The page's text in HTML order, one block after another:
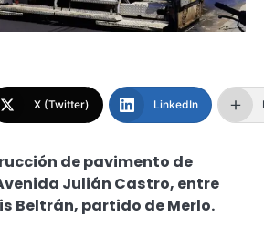
X (Twitter) LinkedIn
de pavimento de
Julián Castro, entre
Beltrán, partido de Merlo.